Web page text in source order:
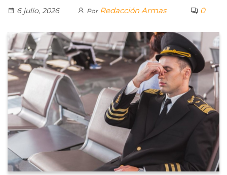
6 julio, 2026
Por Redacción Armas 0